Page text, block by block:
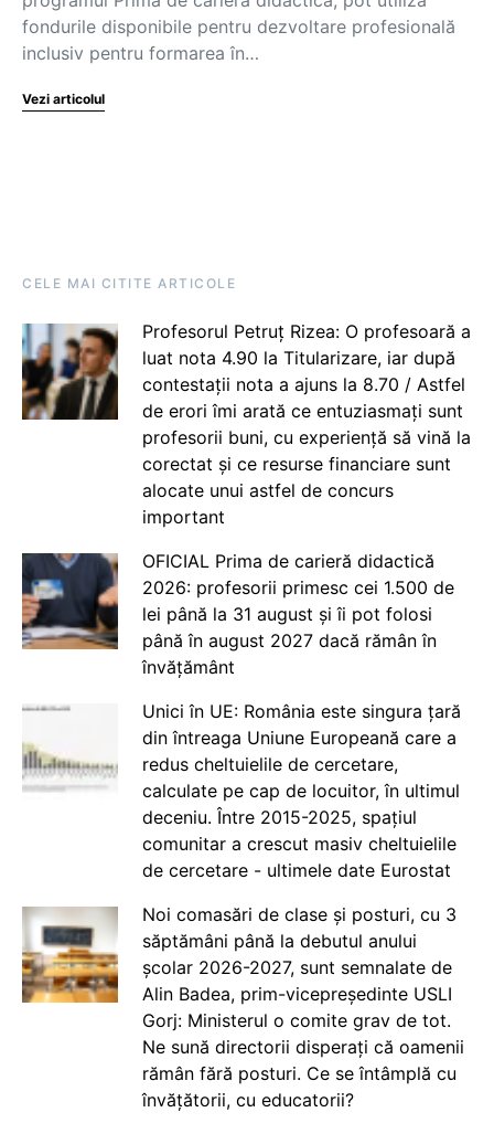
fondurile disponibile pentru dezvoltare profesională
inclusiv pentru formarea în…
Vezi articolul
CELE MAI CITITE ARTICOLE
Profesorul Petruț Rizea: O profesoară a
luat nota 4.90 la Titularizare, iar după
contestații nota a ajuns la 8.70 / Astfel
de erori îmi arată ce entuziasmați sunt
profesorii buni, cu experiență să vină la
corectat și ce resurse financiare sunt
alocate unui astfel de concurs
important
OFICIAL Prima de carieră didactică
2026: profesorii primesc cei 1.500 de
lei până la 31 august și îi pot folosi
până în august 2027 dacă rămân în
învățământ
Unici în UE: România este singura țară
din întreaga Uniune Europeană care a
redus cheltuielile de cercetare,
calculate pe cap de locuitor, în ultimul
deceniu. Între 2015-2025, spațiul
comunitar a crescut masiv cheltuielile
de cercetare - ultimele date Eurostat
Noi comasări de clase și posturi, cu 3
săptămâni până la debutul anului
școlar 2026-2027, sunt semnalate de
Alin Badea, prim-vicepreședinte USLI
Gorj: Ministerul o comite grav de tot.
Ne sună directorii disperați că oamenii
rămân fără posturi. Ce se întâmplă cu
învățătorii, cu educatorii?